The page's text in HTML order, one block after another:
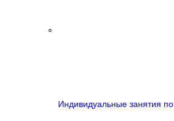
Индивидуальные занятия